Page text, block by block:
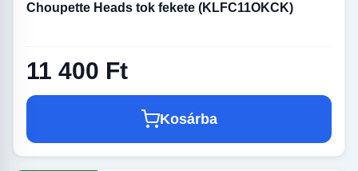
Choupette Heads tok fekete (KLFC11OKCK)
11 400 Ft
Kosárba